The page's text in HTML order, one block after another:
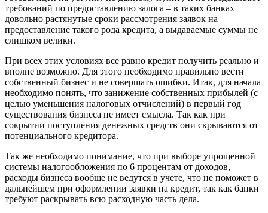
требований по предоставлению залога – в таких банках
довольно растянутые сроки рассмотрения заявок на
предоставление такого рода кредита, а выдаваемые суммы не
слишком велики.
При всех этих условиях все равно кредит получить реально и
вполне возможно. Для этого необходимо правильно вести
собственный бизнес и не совершать ошибки. Итак, для начала
необходимо понять, что занижение собственных прибылей (с
целью уменьшения налоговых отчислений) в первый год
существования бизнеса не имеет смысла. Так как при
сокрытии поступления денежных средств они скрываются от
потенциального кредитора.
Так же необходимо понимание, что при выборе упрощенной
системы налогообложения по 6 процентам от доходов,
расходы бизнеса вообще не ведутся в учете, что не поможет в
дальнейшем при оформлении заявки на кредит, так как банки
требуют раскрывать всю расходную часть дела.